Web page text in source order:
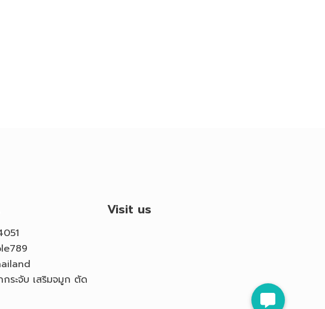
กระจับ เสริมจมูก ตัด
Visit us